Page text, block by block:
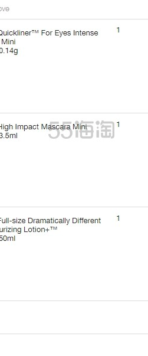
促销！入球